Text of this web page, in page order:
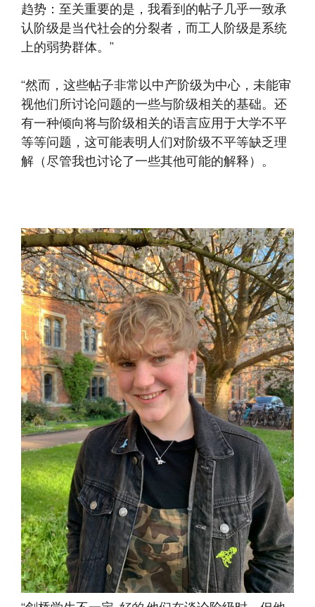
趋势：至关重要的是，我看到的帖子几乎一致承
认阶级是当代社会的分裂者，而工人阶级是系统
上的弱势群体。”
“然而，这些帖子非常以中产阶级为中心，未能审
视他们所讨论问题的一些与阶级相关的基础。还
有一种倾向将与阶级相关的语言应用于大学不平
等等问题，这可能表明人们对阶级不平等缺乏理
解（尽管我也讨论了一些其他可能的解释）。